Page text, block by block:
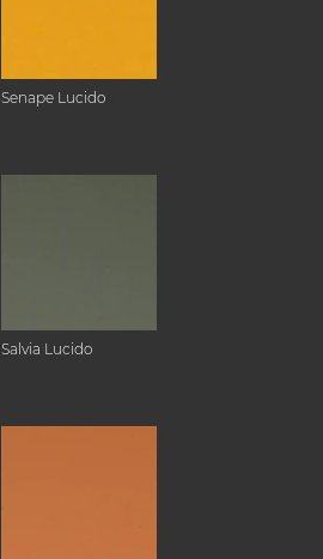
Senape Lucido
Salvia Lucido